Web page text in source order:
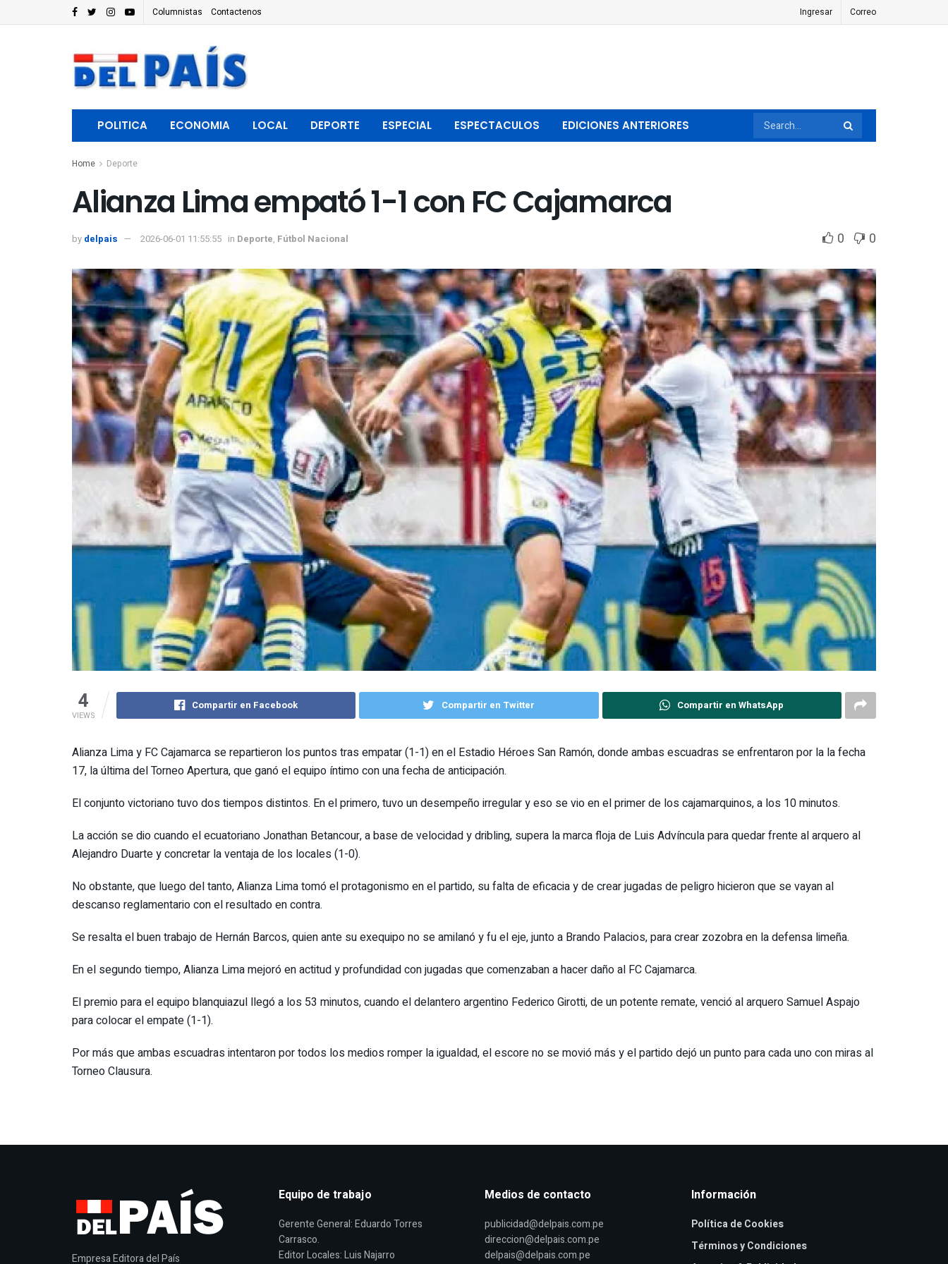
Columnistas Contactenos Ingresar Correo
POLITICA ECONOMIA LOCAL DEPORTE ESPECIAL ESPECTACULOS EDICIONES ANTERIORES
Home Deporte
Alianza Lima empató 1-1 con FC Cajamarca
by delpais 2026-06-01 11:55:55 in Deporte, Fútbol Nacional 0 0
4
VIEWS
Compartir en Facebook Compartir en Twitter Compartir en WhatsApp
Alianza Lima y FC Cajamarca se repartieron los puntos tras empatar (1-1) en el Estadio Héroes San Ramón, donde ambas escuadras se enfrentaron por la la fecha
17, la última del Torneo Apertura, que ganó el equipo íntimo con una fecha de anticipación.
El conjunto victoriano tuvo dos tiempos distintos. En el primero, tuvo un desempeño irregular y eso se vio en el primer de los cajamarquinos, a los 10 minutos.
La acción se dio cuando el ecuatoriano Jonathan Betancour, a base de velocidad y dribling, supera la marca floja de Luis Advíncula para quedar frente al arquero al
Alejandro Duarte y concretar la ventaja de los locales (1-0).
No obstante, que luego del tanto, Alianza Lima tomó el protagonismo en el partido, su falta de eficacia y de crear jugadas de peligro hicieron que se vayan al
descanso reglamentario con el resultado en contra.
Se resalta el buen trabajo de Hernán Barcos, quien ante su exequipo no se amilanó y fu el eje, junto a Brando Palacios, para crear zozobra en la defensa limeña.
En el segundo tiempo, Alianza Lima mejoró en actitud y profundidad con jugadas que comenzaban a hacer daño al FC Cajamarca.
El premio para el equipo blanquiazul llegó a los 53 minutos, cuando el delantero argentino Federico Girotti, de un potente remate, venció al arquero Samuel Aspajo
para colocar el empate (1-1).
Por más que ambas escuadras intentaron por todos los medios romper la igualdad, el escore no se movió más y el partido dejó un punto para cada uno con miras al
Torneo Clausura.
Empresa Editora del País
Equipo de trabajo
Gerente General: Eduardo Torres
Carrasco.
Editor Locales: Luis Najarro
Medios de contacto
publicidad@delpais.com.pe
direccion@delpais.com.pe
delpais@delpais.com.pe
Información
Política de Cookies
Términos y Condiciones